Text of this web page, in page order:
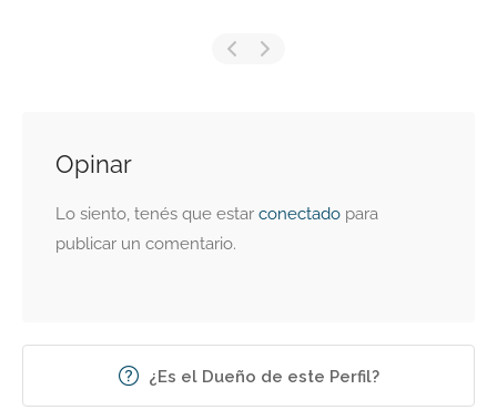
Opinar
Lo siento, tenés que estar conectado para
publicar un comentario.
¿Es el Dueño de este Perfil?